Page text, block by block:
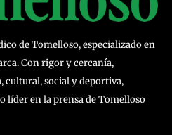
de Tomelloso, especializado en
Con rigor y cercanía,
cultural, social y deportiva,
líder en la prensa de Tomelloso